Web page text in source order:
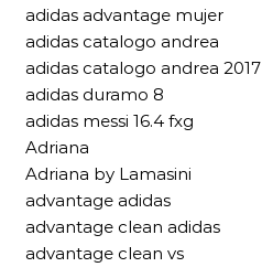
adidas advantage mujer
adidas catalogo andrea
adidas catalogo andrea 2017
adidas duramo 8
adidas messi 16.4 fxg
Adriana
Adriana by Lamasini
advantage adidas
advantage clean adidas
advantage clean vs